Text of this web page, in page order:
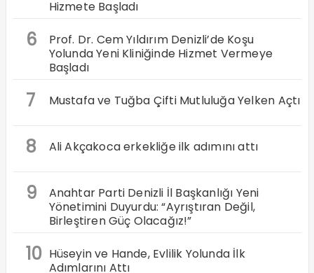
Hizmete Başladı
6
Prof. Dr. Cem Yıldırım Denizli’de Koşu
Yolunda Yeni Kliniğinde Hizmet Vermeye
Başladı
7 Mustafa ve Tuğba Çifti Mutluluğa Yelken Açtı
8 Ali Akçakoca erkekliğe ilk adımını attı
9
Anahtar Parti Denizli İl Başkanlığı Yeni
Yönetimini Duyurdu: “Ayrıştıran Değil,
Birleştiren Güç Olacağız!”
10 Hüseyin ve Hande, Evlilik Yolunda İlk
Adımlarını Attı